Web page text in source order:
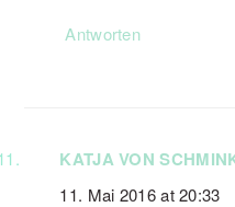
Antworten
KATJA VON
11. Mai 2016 at 20:33